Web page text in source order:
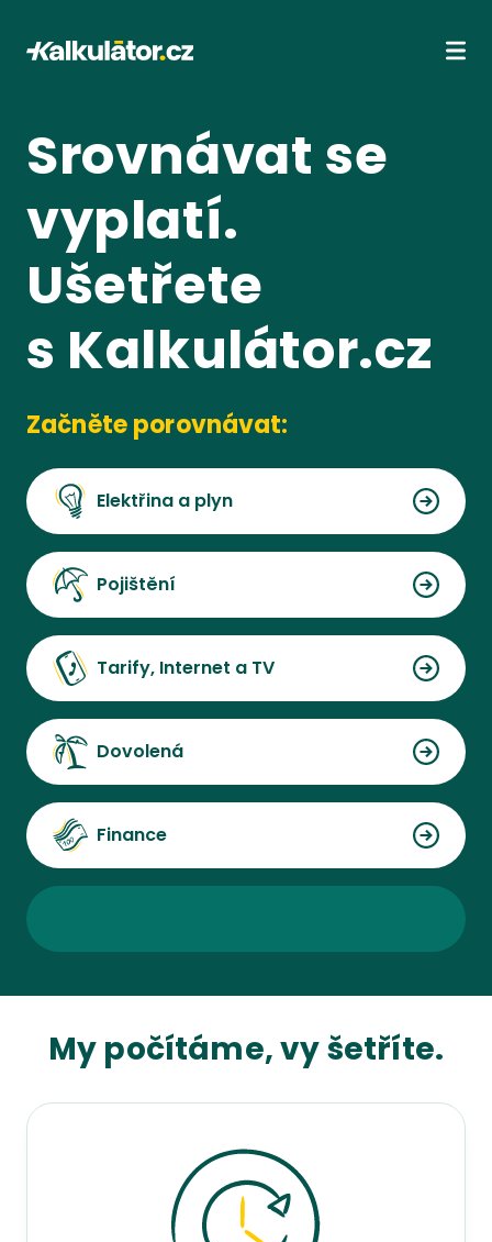
Kalkulátor.cz
Srovnávat se
vyplatí.
Ušetřete
s Kalkulátor.cz
Začněte porovnávat:
Elektřina a plyn
Pojištění
Tarify, Internet a TV
Dovolená
Finance
My počítáme, vy šetříte.